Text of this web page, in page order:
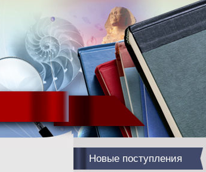
Новые поступления